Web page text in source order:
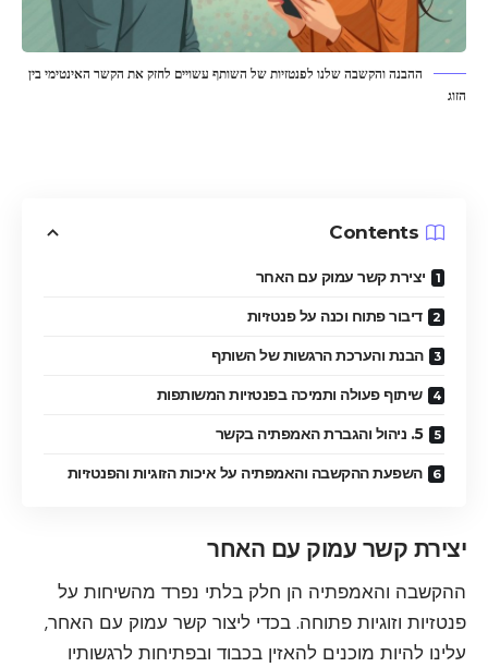
ההבנה והקשבה שלנו לפנטזיות של השותף עשויים לחזק את הקשר האינטימי בין
הזוג
Contents
יצירת קשר עמוק עם האחר
דיבור פתוח וכנה על פנטזיות
הבנת והערכת הרגשות של השותף
שיתוף פעולה ותמיכה בפנטזיות המשותפות
5. ניהול והגברת האמפתיה בקשר
השפעת ההקשבה והאמפתיה על איכות הזוגיות והפנטזיות
יצירת קשר עמוק עם האחר
ההקשבה והאמפתיה הן חלק בלתי נפרד מהשיחות על
פנטזיות וזוגיות פתוחה. בכדי ליצור קשר עמוק עם האחר,
עלינו להיות מוכנים להאזין בכבוד ובפתיחות לרגשותיו